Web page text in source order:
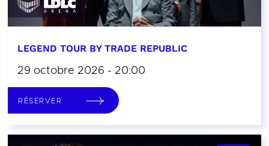
LEGEND TOUR BY TRADE REPUBLIC
29 octobre 2026 - 20:00
RÉSERVER